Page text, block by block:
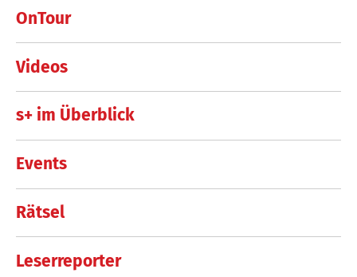
OnTour
Videos
s+ im Überblick
Events
Rätsel
Leserreporter